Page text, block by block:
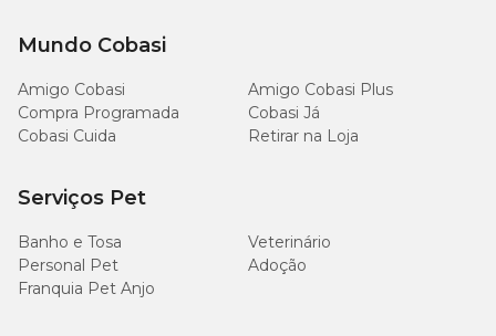
Mundo Cobasi
Amigo Cobasi
Amigo Cobasi Plus
Compra Programada
Cobasi Já
Cobasi Cuida
Retirar na Loja
Serviços Pet
Banho e Tosa
Veterinário
Personal Pet
Adoção
Franquia Pet Anjo